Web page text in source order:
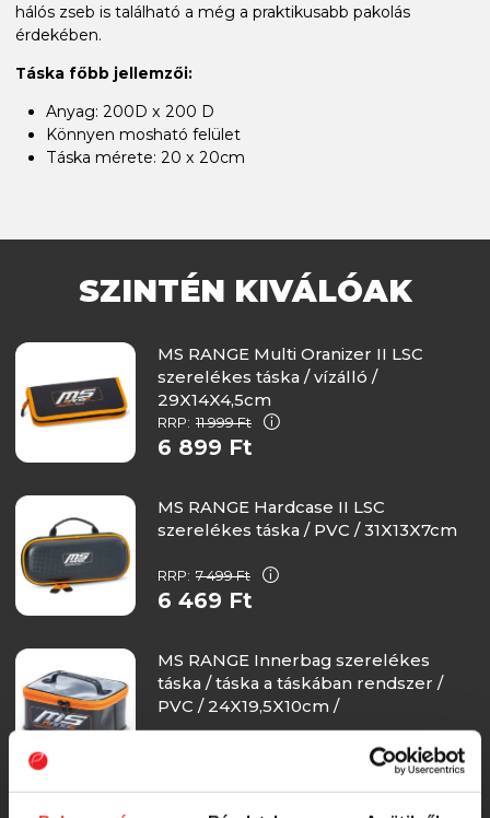
hálós zseb is található a még a praktikusabb pakolás
érdekében.
Táska főbb jellemzői:
Anyag: 200D x 200 D
Könnyen mosható felület
Táska mérete: 20 x 20cm
SZINTÉN KIVÁLÓAK
MS RANGE Multi Oranizer II LSC
szerelékes táska / vízálló /
29X14X4,5cm
RRP: 11 999 Ft
6 899 Ft
MS RANGE Hardcase II LSC
szerelékes táska / PVC / 31X13X7cm
RRP: 7 499 Ft
6 469 Ft
MS RANGE Innerbag szerelékes
táska / táska a táskában rendszer /
PVC / 24X19,5X10cm /
MS RANGE Innerbag szerelékes